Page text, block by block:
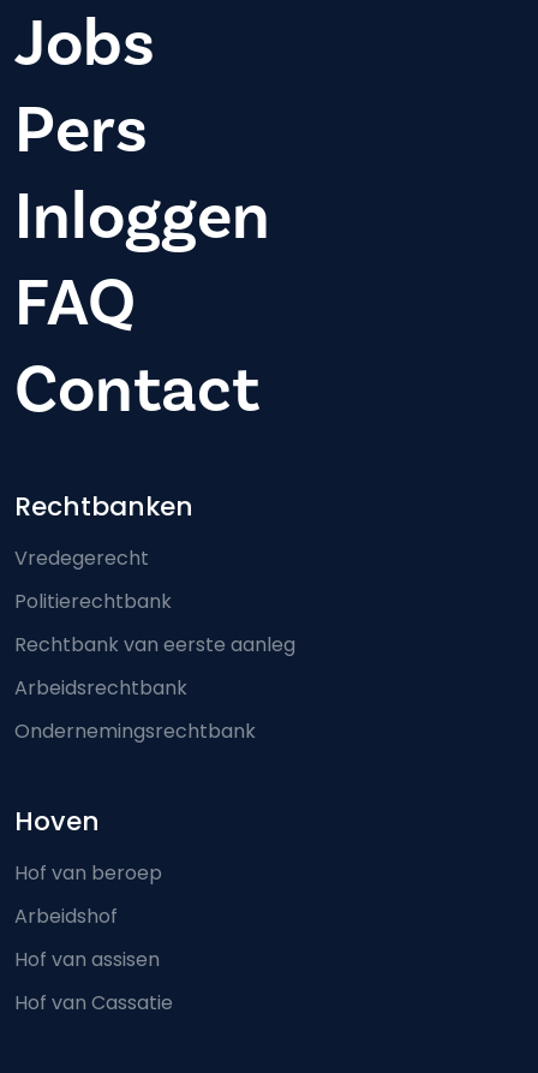
Jobs
Pers
Inloggen
FAQ
Contact
Footer-menu
Rechtbanken
Vredegerecht
Politierechtbank
Rechtbank van eerste aanleg
Arbeidsrechtbank
Ondernemingsrechtbank
Hoven
Hof van beroep
Arbeidshof
Hof van assisen
Hof van Cassatie